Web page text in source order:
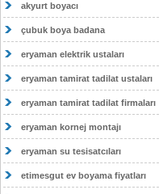
akyurt boyacı
çubuk boya badana
eryaman elektrik ustaları
eryaman tamirat tadilat ustaları
eryaman tamirat tadilat firmaları
eryaman kornej montajı
eryaman su tesisatcıları
etimesgut ev boyama fiyatları